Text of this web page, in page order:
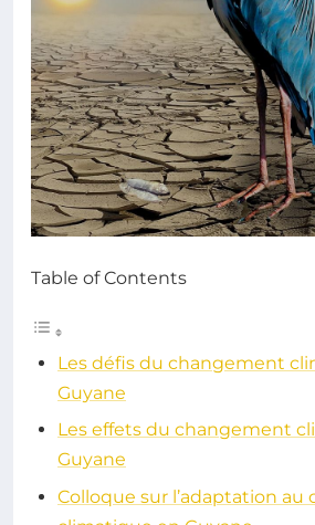
Table of Contents
Les défis du changement
Guyane
Les effets du changement
Guyane
Colloque sur l’adaptation